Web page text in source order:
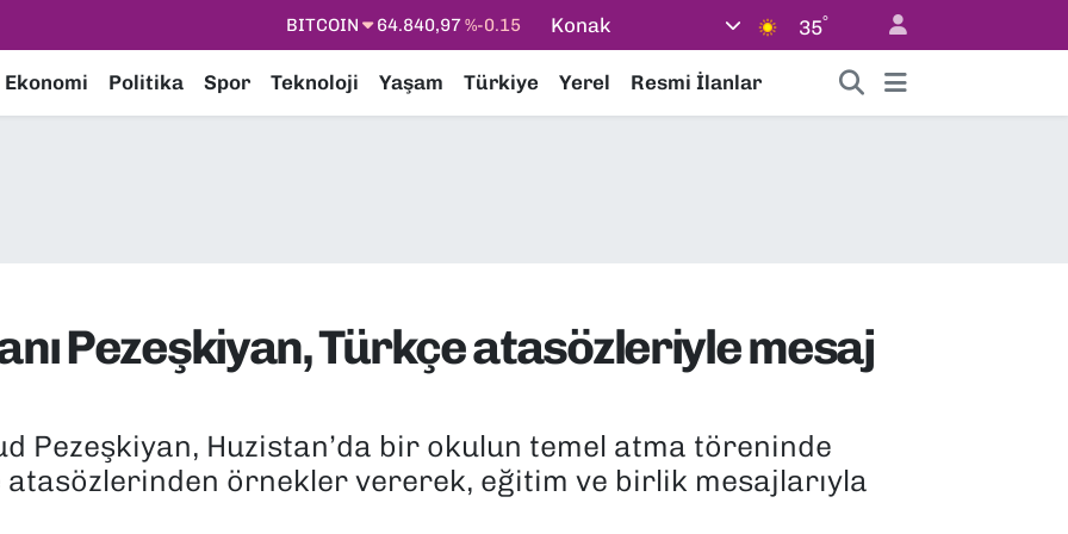
DOLAR 47,7436%0.18
EURO
55,2510%0.32
STERLİN
64,4811%0.38
Konak 35°
Ekonomi Politika Spor Teknoloji Yaşam Türkiye Yerel Resmi İlanlar
Pezeşkiyan, Türkçe atasözleriyle mesaj
Pezeşkiyan, Huzistan’da bir okulun temel atma töreninde
atasözlerinden örnekler vererek, eğitim ve birlik mesajlarıyla